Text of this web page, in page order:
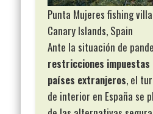
Punta Mujeres fishing
Canary Islands, Spain
Ante la situación de
restricciones impuestas
países extranjeros, el
de interior en España se